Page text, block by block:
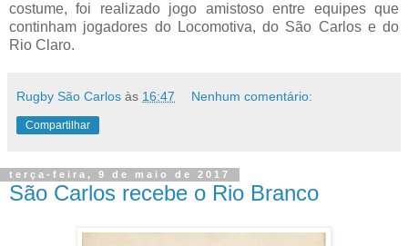
costume, foi realizado jogo amistoso entre equipes que
continham jogadores do Locomotiva, do São Carlos e do
Rio Claro.
Rugby São Carlos às 16:47 Nenhum comentário:
Compartilhar
terça-feira, 9 de maio de 2017
São Carlos recebe o Rio Branco